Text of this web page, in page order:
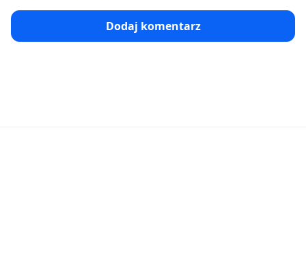
Dodaj komentarz